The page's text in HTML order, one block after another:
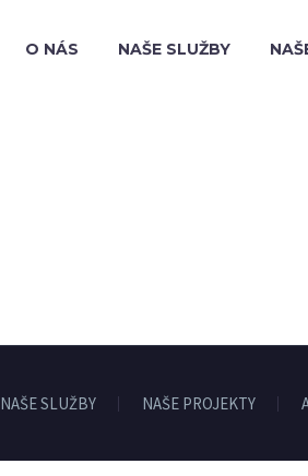
O NÁS NAŠE SLUŽBY
NAŠE SLUŽBY NAŠE PROJEKTY